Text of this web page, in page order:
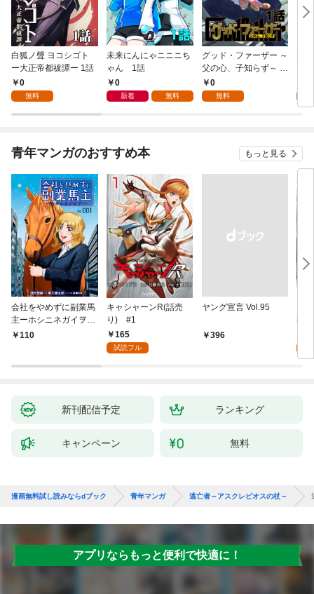
白狐ノ聲 ヨコシゴト
ー大正帝都祓譚ー 1話
0
無料
未来にんにゃニニニち
ゃん 1話
0
新着 無料
グッド・ファーザー ～
父の心、子知らず～ 1
話0
無料
青年マンガのおすすめ本 もっと見る
会社をやめずに副業馬
主ーホシニネガイヲ
ー 1
110
キャシャーンR(話売
り) #1
165
試読フル
ヤング宣言 Vol.95
￥396
(話
新刊配信予定 ランキング
キャンペーン 無料
漫画無料試し読みならdブック 青年マンガ 逃亡者～アスクレピオスの杖～
アプリならもっと便利で快適に！